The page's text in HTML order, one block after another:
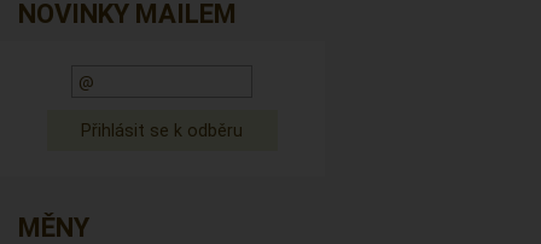
NOVINKY MAILEM
MĚNY